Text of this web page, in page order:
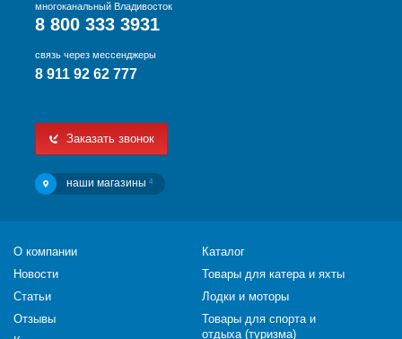
многоканальный Владивосток
8 800 333 3931
связь через мессенджеры
8 911 92 62 777
Заказать звонок
наши магазины 4
О компании
Новости
Статьи
Отзывы
Каталог
Товары для катера и яхты
Лодки и моторы
Товары для спорта и
отдыха (туризма)